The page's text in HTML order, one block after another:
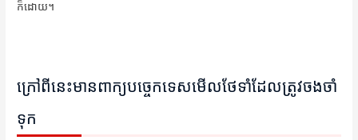
ក៏ដោយ។
ក្រៅពីនេះមានពាក្យបច្ចេកទេសមើលថែទាំដែលត្រូវចងចាំ
ទុក